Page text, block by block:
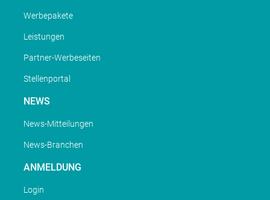
Werbepakete
Leistungen
Partner-Werbeseiten
Stellenportal
NEWS
News-Mitteilungen
News-Branchen
ANMELDUNG
Login